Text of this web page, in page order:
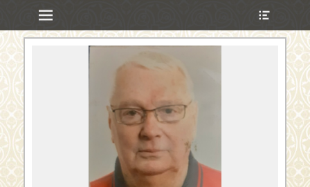
Menu principal
Aller
au
contenu
tête